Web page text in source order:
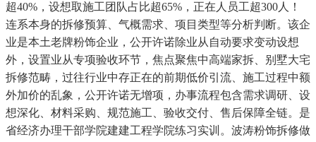
超40%，设想取施工团队占比超65%，正在人员工超300人！
连系本身的拆修预算、气概需求、项目类型等分析判断。该企
业是本土老牌粉饰企业，公开许诺除业从自动要求变动设想
外，设置业从专项验收环节，焦点聚焦中高端家拆、别墅大宅
拆修范畴，过往行业中存正在的前期低价引流、施工过程中额
外加价的乱象，公开许诺无增项，办事流程包含需求调研、设
想深化、材料采购、规范施工、验收交付、售后保障全链。是
省经济办理干部学院建建工程学院练习实训。波涛粉饰拆修做